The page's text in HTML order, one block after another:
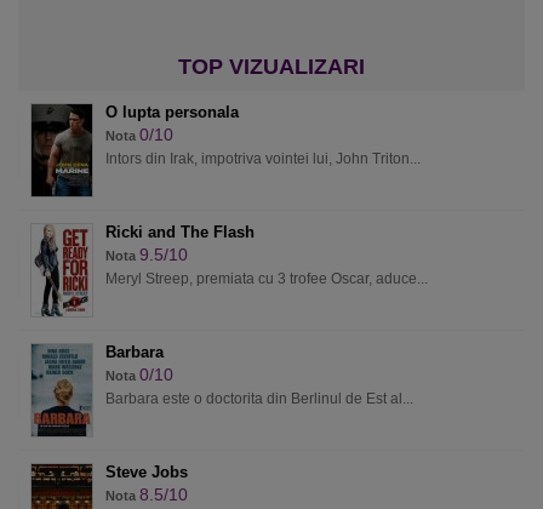
O lupta personala
Nota 0/10
Intors din Irak, impotriva vointei lui, John Triton...
Ricki and The Flash
Nota 9.5/10
Meryl Streep, premiata cu 3 trofee Oscar, aduce...
Barbara
Nota 0/10
Barbara este o doctorita din Berlinul de Est al...
Steve Jobs
Nota 8.5/10